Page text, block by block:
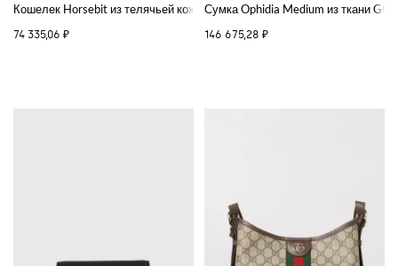
Кошелек Horsebit из телячьей кожи с деталью Web
74 335,06 ₽
Сумка Ophidia Medium из ткани GG
146 675,28 ₽